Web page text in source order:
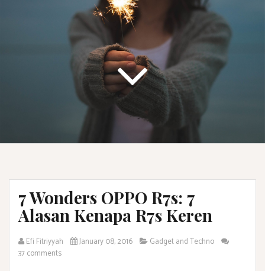
7 Wonders OPPO R7s: 7
Alasan Kenapa R7s Keren
Efi Fitriyyah January 08, 2016
Gadget and Techno
37 comments